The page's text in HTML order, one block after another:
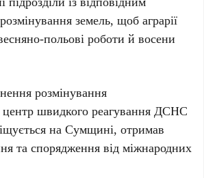
земель, щоб аграрії
польові роботи й восени
розмінування
центр швидкого реагування ДСНС
на Сумщині, отримав
та спорядження від міжнародних